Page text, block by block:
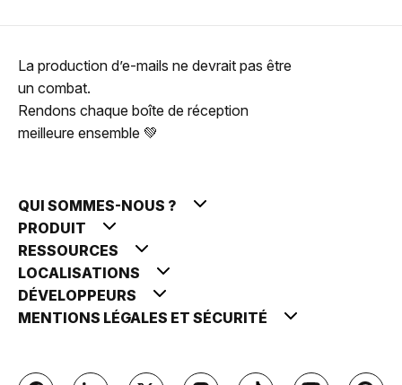
La production d’e-mails ne devrait pas être
un combat.
Rendons chaque boîte de réception
meilleure ensemble 💚
QUI SOMMES-NOUS ?
PRODUIT
RESSOURCES
LOCALISATIONS
DÉVELOPPEURS
MENTIONS LÉGALES ET SÉCURITÉ